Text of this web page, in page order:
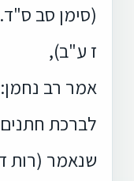
(סימן סב
ז ע"ב),
אמר רב נחמן:
לברכת
שנאמר (רות